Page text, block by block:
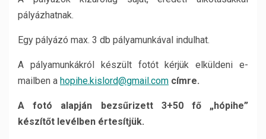
pályázhatnak.
Egy pályázó max. 3 db pályamunkával indulhat.
A pályamunkákról készült fotót kérjük elküldeni e-
mailben a hopihe.kislord@gmail.com címre.
A fotó alapján bezsűrizett 3+50 fő „hópihe”
készítőt levélben értesítjük.